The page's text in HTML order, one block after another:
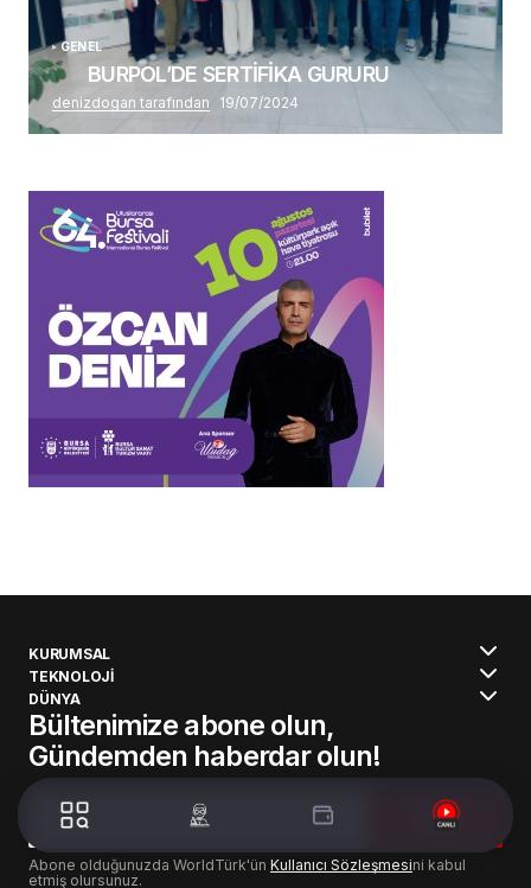
GENEL
BURPOL’DE SERTİFİKA GURURU
denizdogan tarafından 19/07/2024
KURUMSAL
TEKNOLOJİ
DÜNYA
Bültenimize abone olun,
Gündemden haberdar olun!
ABONE
OLUN
Abone olduğunuzda WorldTürk'ün Kullanıcı Sözleşmesini kabul
etmiş olursunuz.